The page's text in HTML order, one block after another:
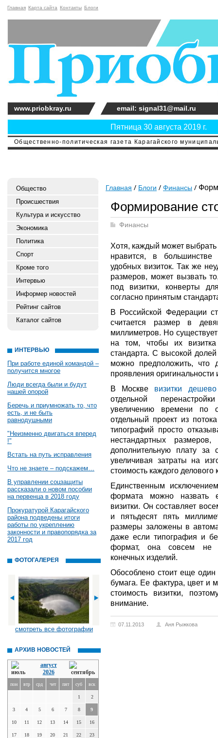
Главная Карта сайта Контакты Блоги
Общественно-политическая газета Карагайского
Пятница 30 августа 2019 г.
www.priobkray.ru email: signal31@mail.ru
Общество
Происшествия
Культура и искусство
Экономика
Политика
Спорт
Кроме того
Интервью
Информер новостей
Рейтинг сайтов
Каталог сайтов
ИНТЕРВЬЮ
При работе единой командой –
получится многое
Люди всегда были и будут
нашей опорой
Беречь и приумножать то, что
есть, и не быть
равнодушными
"Неизменно двигаться вперед
!"
Встать на путь исправления
Что не знаете – подскажем…
В управлении соцзащиты
рассказали о новом пособии
на первенца в 2018 году
Прокуратурой Карагайского
района подведены итоги
работы по укреплению
законности и правопорядка за
2017 год
ФОТОГАЛЕРЕЯ
смотреть все фотографии
АРХИВ НОВОСТЕЙ
август
2026
пон втр срд чет пят суб вск
1 2
3 4 5 6 7 8 9
10 11 12 13 14 15 16
17 18 19 20 21 22 23
Главная Блоги Финансы
Формирование
Финансы
Хотя, каждый может
нравится, в большинстве
удобных визиток. Так же
размеров, может вызвать
под визитки, конверты
согласно принятым
В Российской Федерации
считается размер в
миллиметров. Но
на том, чтобы их
стандарта. С высокой
можно предположить, что
проявления
В Москве визитки дешево
отдельной
увеличению времени по
отдельный проект из
типографий просто
нестандартных
дополнительную плату за
увеличивая затраты на
стоимость каждого делового
Единственным
формата можно назвать
визитки. Он составляет
и пятьдесят пять
размеры заложены в
даже если типография и
формат, она совсем не
конечных изделий.
Обособлено стоит еще
бумага. Ее фактура, цвет и
стоимость визитки,
внимание.
07.11.2013 Аня Рыжкова